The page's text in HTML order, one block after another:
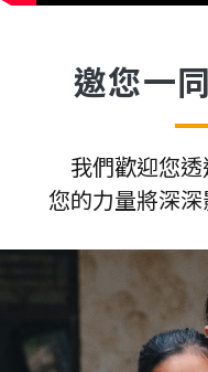
邀您一
我們歡迎您
您的力量將深